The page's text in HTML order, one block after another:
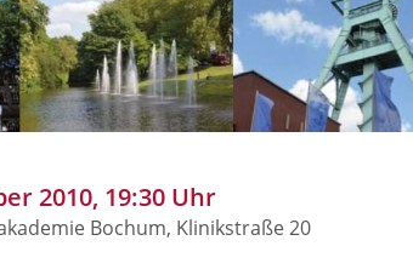
2010, 19:30 Uhr
Bochum, Klinikstraße 20